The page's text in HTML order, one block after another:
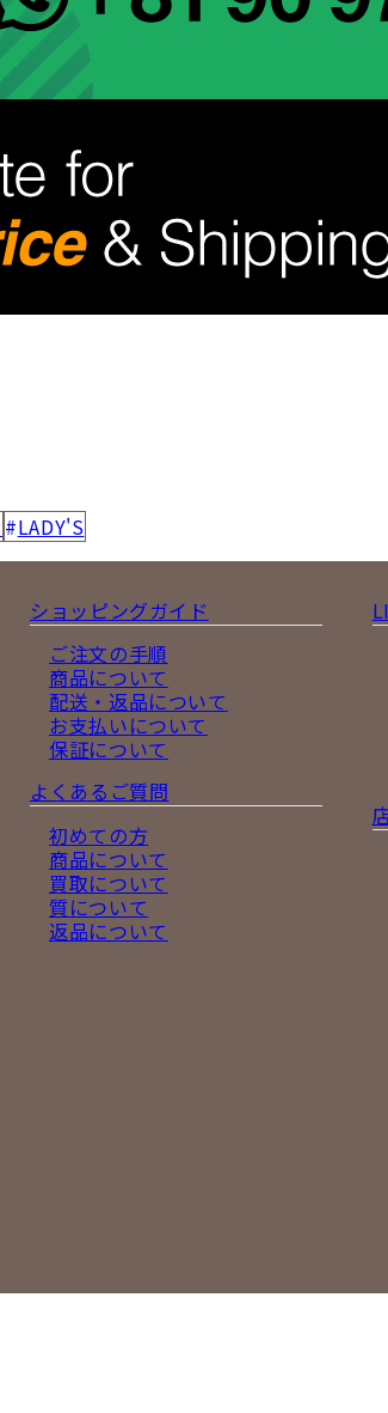
LADY'S
ショッピングガイド
ご注文の手順
商品について
配送・返品について
お支払いについて
保証について
よくあるご質問
初めての方
商品について
買取について
質について
返品について